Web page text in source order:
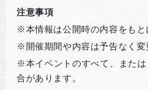
注意事項
※本情報は公開時の内容をもと
※開催期間や内容は予告なく変
※本イベントのすべて、また
合があります。